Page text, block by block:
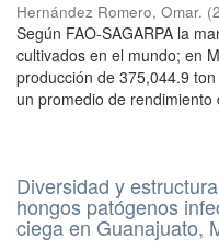
Hernández Romero, Omar. (
Según FAO-SAGARPA la
cultivados en el mundo; en
producción de 375,044.9
un promedio de
Diversidad y
hongos patógenos
ciega en Guanajuato,